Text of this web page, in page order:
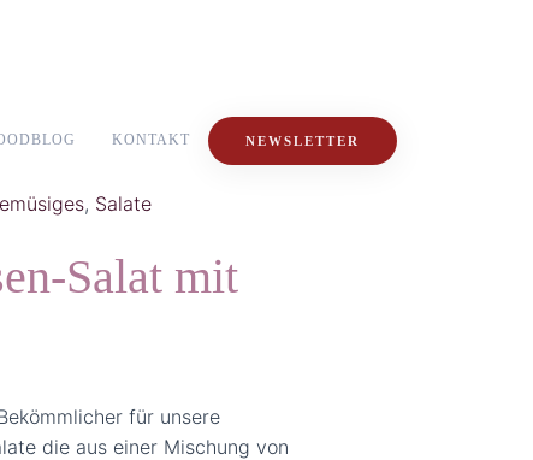
KONTAKT NEWSLETTER
, Salate
Salat mit
für unsere
die aus einer Mischung von